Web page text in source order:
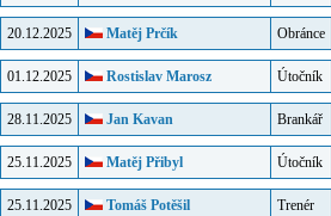
20.12.2025 Matěj Prčík Obránce
01.12.2025 Rostislav Marosz Útočník
28.11.2025 Jan Kavan Brankář
25.11.2025 Matěj Přibyl Útočník
25.11.2025 Tomáš Potěšil Trenér